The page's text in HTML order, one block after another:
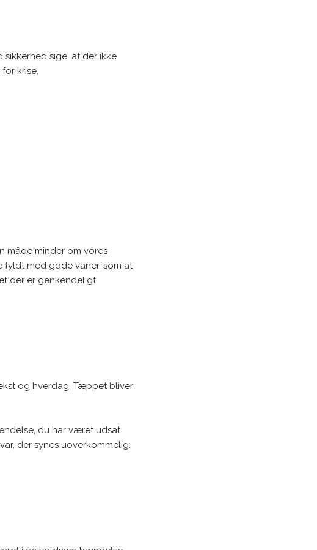
sige, at der ikke
krise.
måde minder om vores
fyldt med gode vaner, som at
der er genkendeligt.
og hverdag. Tæppet bliver
du har været udsat
der synes uoverkommelig.